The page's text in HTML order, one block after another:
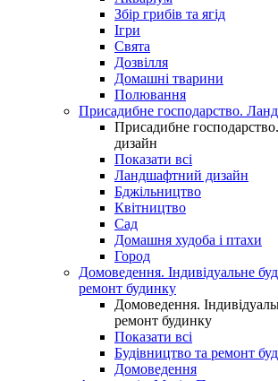
Збір грибів та ягід
Ігри
Свята
Дозвілля
Домашні тварини
Полювання
Присадибне господарство.
Присадибне
дизайн
Показати всі
Ландшафтний дизайн
Бджільництво
Квітництво
Сад
Домашня худоба і птахи
Город
Домоведення. Індивідуальне
ремонт будинку
Домоведення.
ремонт будинку
Показати всі
Будівництво та ремонт
Домоведення